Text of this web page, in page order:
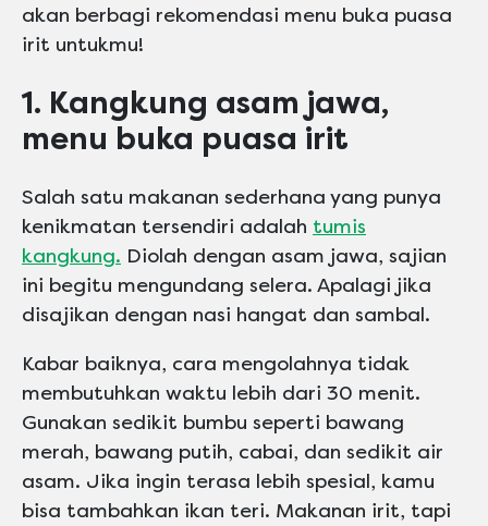
akan berbagi rekomendasi menu buka puasa
irit untukmu!
1. Kangkung asam jawa,
menu buka puasa irit
Salah satu makanan sederhana yang punya
kenikmatan tersendiri adalah tumis
kangkung. Diolah dengan asam jawa, sajian
ini begitu mengundang selera. Apalagi jika
disajikan dengan nasi hangat dan sambal.
Kabar baiknya, cara mengolahnya tidak
membutuhkan waktu lebih dari 30 menit.
Gunakan sedikit bumbu seperti bawang
merah, bawang putih, cabai, dan sedikit air
asam. Jika ingin terasa lebih spesial, kamu
bisa tambahkan ikan teri. Makanan irit, tapi